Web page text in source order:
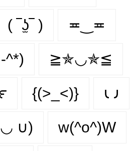
( ‾ʖ̫‾ ) ≖‿≖
^*) ≧✯◡✯≦
{(>_<)} 𐑧 𐑨
∪) w(^o^)W